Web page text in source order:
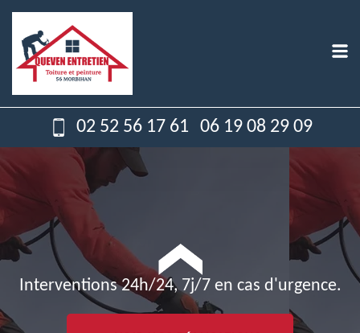
02 52 56 17 61 06 19 08 29 09
Interventions 24h/24, 7j/7 en cas d'urgence.